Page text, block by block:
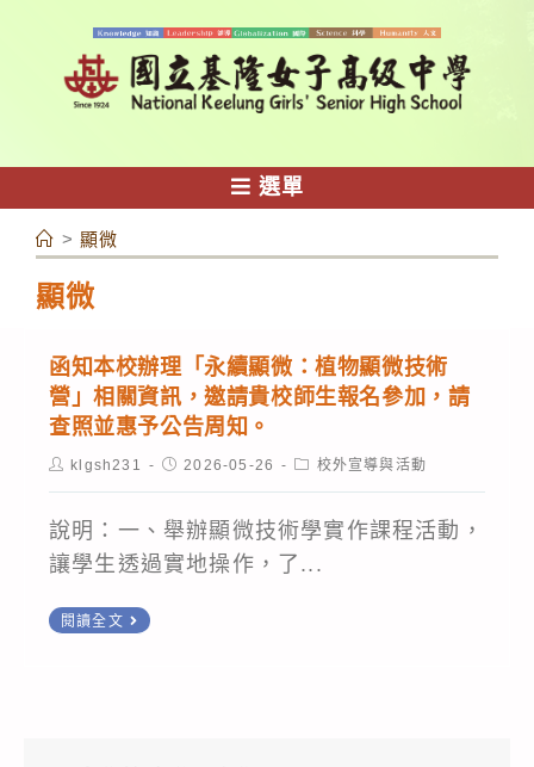
容
選單
顯微
> 顯微
函知本校辦理「永續顯微：植物顯微技術
營」相關資訊，邀請貴校師生報名參加，請
查照並惠予公告周知。
Postklgsh231
Post2026-05-26
Post校外宣導與活動
說明：一、舉辦顯微技術學實作課程活動，
讓學生透過實地操作，了...
閱讀全文
函